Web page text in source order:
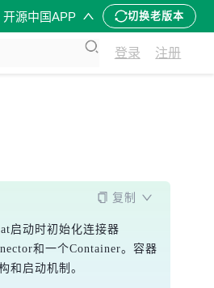
开源中国APP 切换老版本
登录 注册
复制
启动时初始化连接器
和一个Container。容器
和启动机制。